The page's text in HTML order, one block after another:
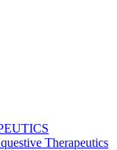
Therapeutics